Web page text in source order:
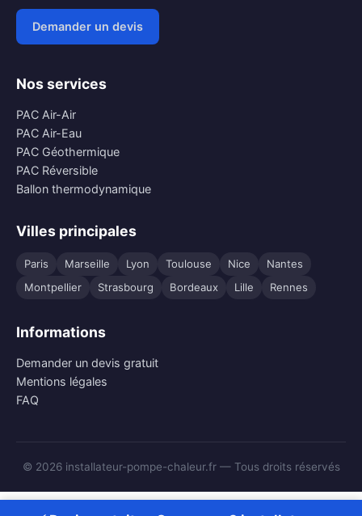
Demander un devis
Nos services
PAC Air-Air
PAC Air-Eau
PAC Géothermique
PAC Réversible
Ballon thermodynamique
Villes principales
Paris Marseille Lyon Toulouse Nice
Nantes
Montpellier
Strasbourg Bordeaux Lille Rennes
Informations
Demander un devis gratuit
Mentions légales
FAQ
© 2026 installateur-pompe-chaleur.fr — Tous droits réservés